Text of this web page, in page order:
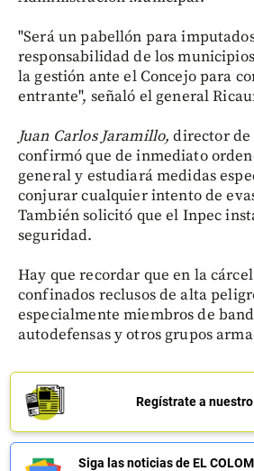
"Será un pabellón para
responsabilidad de los
la gestión ante el Concejo para
entrante", señaló el general
Juan Carlos Jaramillo,director de
confirmó que de inmediato
general y estudiará medidas
conjurar cualquier intento de
También solicitó que el Inpec
seguridad.
Hay que recordar que en la
confinados reclusos de alta
especialmente miembros de
autodefensas y otros grupos
Regístrate a
Siga las noticias de EL